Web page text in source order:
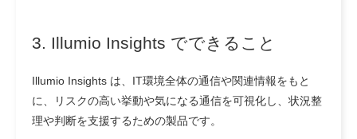
3. Illumio Insights でできること
Illumio Insights は、IT環境全体の通信や関連情報をもと
に、リスクの高い挙動や気になる通信を可視化し、状況整
理や判断を支援するための製品です。